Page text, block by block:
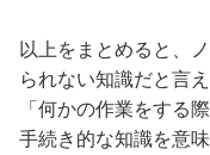
以上をまとめると、
られない知識だと言
「何かの作業をする
手続き的な知識を意